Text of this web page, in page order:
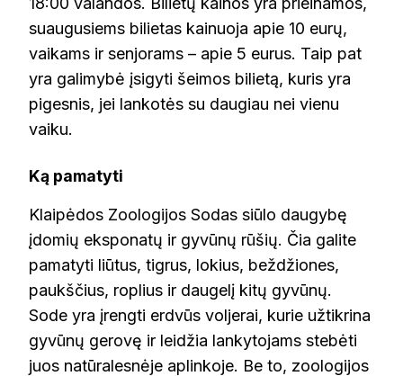
suaugusiems bilietas kainuoja apie 10 eurų,
vaikams ir senjorams – apie 5 eurus. Taip pat
yra galimybė įsigyti šeimos bilietą, kuris yra
pigesnis, jei lankotės su daugiau nei vienu
vaiku.
Ką pamatyti
Klaipėdos Zoologijos Sodas siūlo daugybę
įdomių eksponatų ir gyvūnų rūšių. Čia galite
pamatyti liūtus, tigrus, lokius, beždžiones,
paukščius, roplius ir daugelį kitų gyvūnų.
Sode yra įrengti erdvūs voljerai, kurie užtikrina
gyvūnų gerovę ir leidžia lankytojams stebėti
juos natūralesnėje aplinkoje. Be to, zoologijos